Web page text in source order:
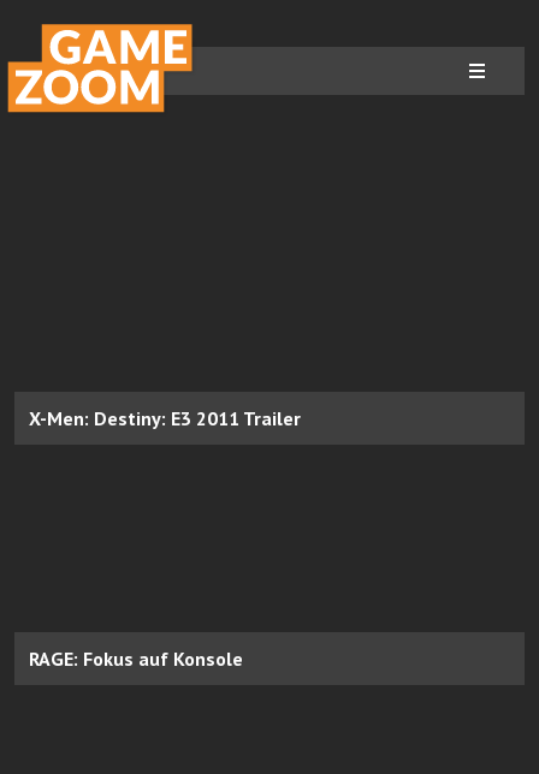
X-Men: Destiny: E3 2011 Trailer
RAGE: Fokus auf Konsole